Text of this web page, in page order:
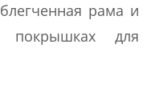
рама и
покрышках для